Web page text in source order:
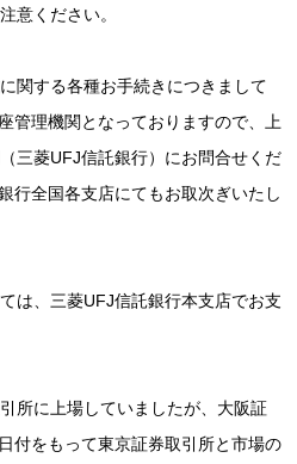
意ください。
関する各種お手続きにつきまして
管理機関となっておりますので、上
三菱UFJ信託銀行）にお問合せくだ
行全国各支店にてもお取次ぎいたし
は、三菱UFJ信託銀行本支店でお支
所に上場していましたが、大阪証
付をもって東京証券取引所と市場の